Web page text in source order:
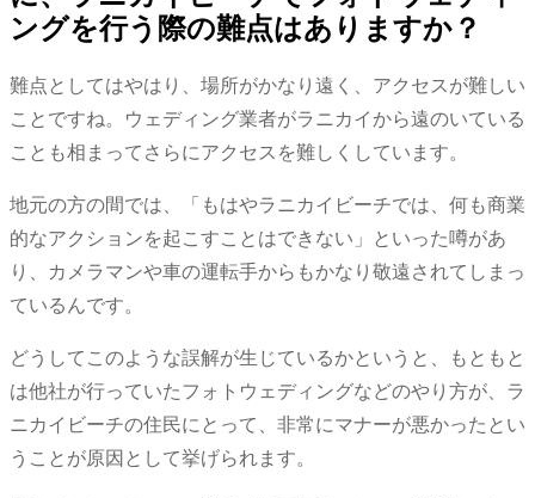
ングを行う際の難点はありますか？
難点としてはやはり、場所がかなり遠く、アクセスが難しい
ことですね。ウェディング業者がラニカイから遠のいている
ことも相まってさらにアクセスを難しくしています。
地元の方の間では、「もはやラニカイビーチでは、何も商業
的なアクションを起こすことはできない」といった噂があ
り、カメラマンや車の運転手からもかなり敬遠されてしまっ
ているんです。
どうしてこのような誤解が生じているかというと、もともと
は他社が行っていたフォトウェディングなどのやり方が、ラ
ニカイビーチの住民にとって、非常にマナーが悪かったとい
うことが原因として挙げられます。